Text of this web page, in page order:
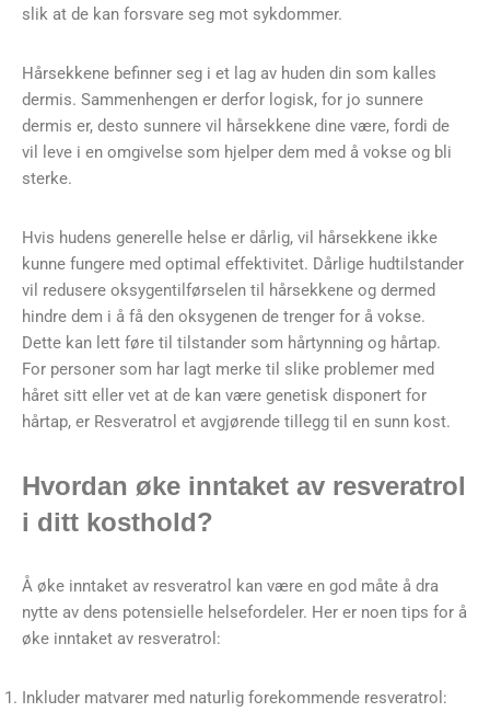
slik at de kan forsvare seg mot sykdommer.
Hårsekkene befinner seg i et lag av huden din som kalles
dermis. Sammenhengen er derfor logisk, for jo sunnere
dermis er, desto sunnere vil hårsekkene dine være, fordi de
vil leve i en omgivelse som hjelper dem med å vokse og bli
sterke.
Hvis hudens generelle helse er dårlig, vil hårsekkene ikke
kunne fungere med optimal effektivitet. Dårlige hudtilstander
vil redusere oksygentilførselen til hårsekkene og dermed
hindre dem i å få den oksygenen de trenger for å vokse.
Dette kan lett føre til tilstander som hårtynning og hårtap.
For personer som har lagt merke til slike problemer med
håret sitt eller vet at de kan være genetisk disponert for
hårtap, er Resveratrol et avgjørende tillegg til en sunn kost.
Hvordan øke inntaket av resveratrol
i ditt kosthold?
Å øke inntaket av resveratrol kan være en god måte å dra
nytte av dens potensielle helsefordeler. Her er noen tips for å
øke inntaket av resveratrol:
Inkluder matvarer med naturlig forekommende resveratrol: